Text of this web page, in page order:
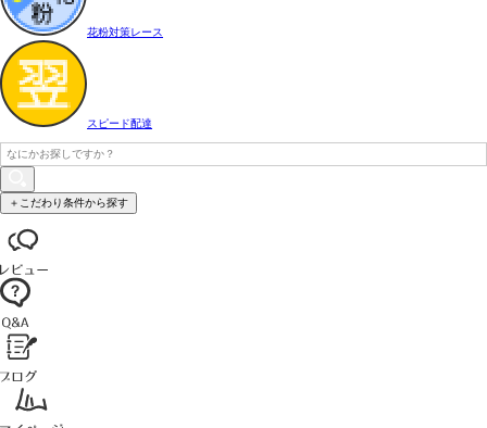
花粉対策レース
スピード配達
＋こだわり条件から探す